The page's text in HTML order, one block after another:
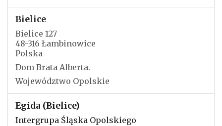
Bielice
Bielice 127
48-316 Łambinowice
Polska
Dom Brata Alberta.
Województwo Opolskie
Egida (Bielice)
Intergrupa Śląska Opolskiego